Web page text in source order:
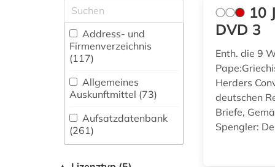
Bauingenieur- und
Vermessungswesen
(78)
Biologie,
Biotechnologie (96)
Buch- und
Bibliothekswesen,
Informationswissenschaft
(120)
Pharmazie (74)
aachen (2)
aargau (1)
abbreviation (1)
abendzeitung
(münchen) (1)
abkürzung (11)
Address- und
Firmenverzeichnis
(117)
Allgemeines
Auskunftmittel (73)
Aufsatzdatenbank
(261)
10
DVD 3
Enth. die 9
Herders
deutschen
Briefe,
Spengler: